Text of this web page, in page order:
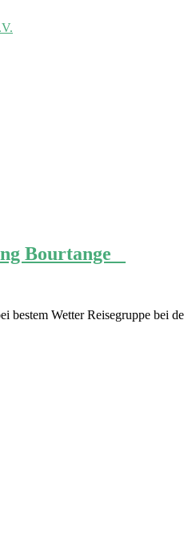
Bourtange
bestem Wetter Reisegruppe